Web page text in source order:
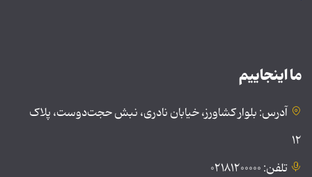
ما اینجاییم
آدرس: بلوار کشاورز، خیابان نادری، نبش حجت‌دوست، پلاک
۱۲
تلفن: ۰۲۱۸۱۲۰۰۰۰۰